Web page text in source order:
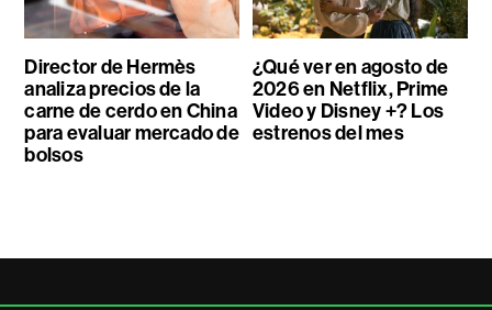
Director de Hermès
analiza precios de la
carne de cerdo en China
para evaluar mercado de
bolsos
¿Qué ver en agosto de
2026 en Netflix, Prime
Video y Disney +? Los
estrenos del mes